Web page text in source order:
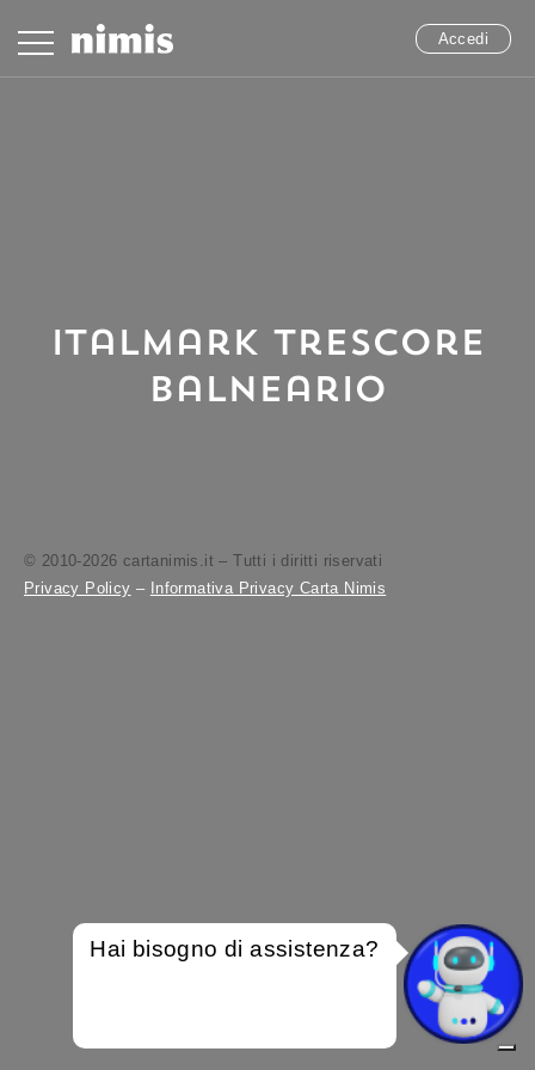
Accedi
Italmark Trescore
Balneario
© 2010-2026 cartanimis.it – Tutti i diritti riservati
Privacy Policy – Informativa Privacy Carta Nimis
Hai bisogno di assistenza?